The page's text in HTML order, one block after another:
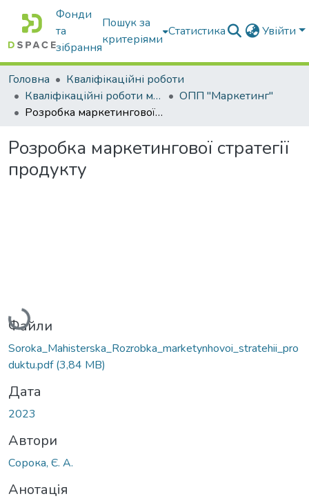
Фонди
та
зібрання
Пошук за
критеріями
Статистика Увійти
Головна
Кваліфікаційні роботи
Кваліфікаційні роботи магістрів
ОПП "Маркетинг"
Розробка маркетингової стратегії продукту
Розробка маркетингової стратегії
продукту
Вантажиться...
Файли
Soroka_Mahisterska_Rozrobka_marketynhovoi_stratehii_pro
duktu.pdf(3,84 MB)
Дата
2023
Автори
Сорока, Є. А.
Анотація